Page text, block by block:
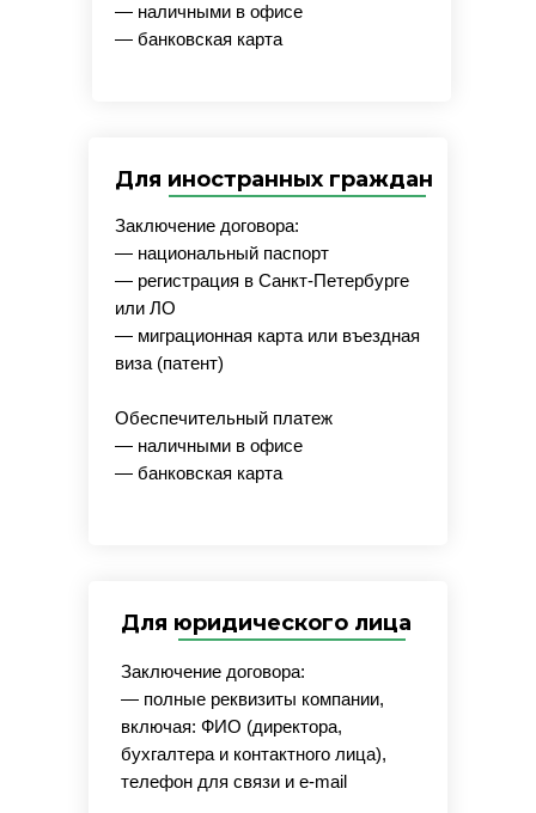
Для иностранных граждан
Для юридического лица
— наличными в офисе
— банковская карта
Заключение договора:
— национальный паспорт
— регистрация в Санкт-Петербурге
или ЛО
— миграционная карта или въездная
виза (патент)
Обеспечительный платеж
— наличными в офисе
— банковская карта
Заключение договора:
— полные реквизиты компании,
включая: ФИО (директора,
бухгалтера и контактного лица),
телефон для связи и e-mail